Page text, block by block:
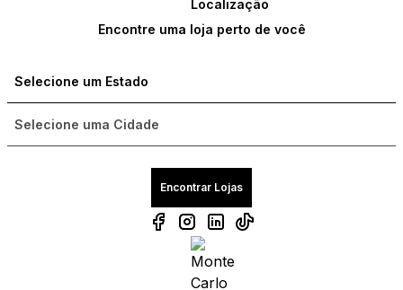
Encontre uma loja perto de você
Encontrar Lojas